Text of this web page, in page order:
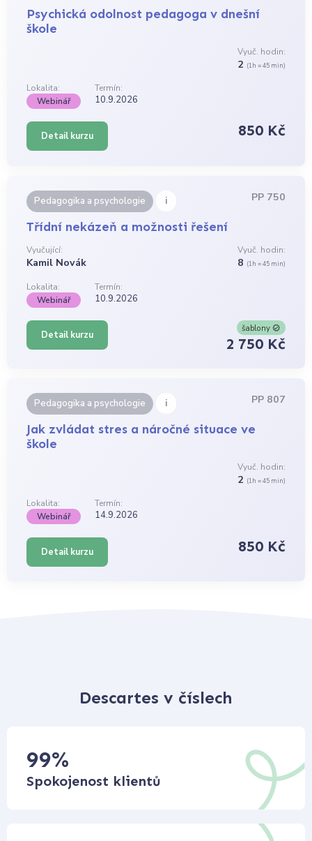
Psychická odolnost pedagoga v dnešní
škole
Vyuč. hodin:
2 (1h = 45 min)
Lokalita:
Termín:
Webinář
10.9.2026
Detail kurzu 850 Kč
Pedagogika a psychologie i PP 750
Třídní nekázeň a možnosti řešení
Vyučující:
Kamil Novák
Vyuč. hodin:
8 (1h = 45 min)
Lokalita:
Termín:
Webinář
10.9.2026
Detail kurzu
šablony
2 750 Kč
Pedagogika a psychologie i PP 807
Jak zvládat stres a náročné situace ve
škole
Vyuč. hodin:
2 (1h = 45 min)
Lokalita:
Termín:
Webinář
14.9.2026
Detail kurzu 850 Kč
Descartes v číslech
99%
Spokojenost klientů